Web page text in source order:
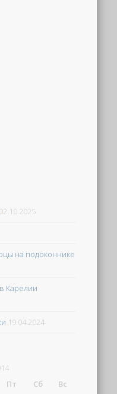
02.10.2025
на подоконнике
Карелии
19.04.2024
Пт Сб
Вс